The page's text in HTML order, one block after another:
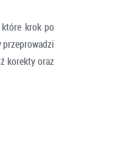
które krok po
przeprowadzi
korekty oraz